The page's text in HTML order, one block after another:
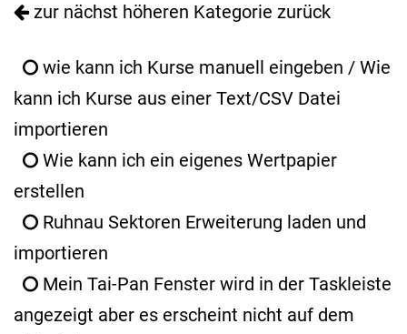
zur nächst höheren Kategorie zurück
wie kann ich Kurse manuell eingeben / Wie
kann ich Kurse aus einer Text/CSV Datei
importieren
Wie kann ich ein eigenes Wertpapier
erstellen
Ruhnau Sektoren Erweiterung laden und
importieren
Mein Tai-Pan Fenster wird in der Taskleiste
angezeigt aber es erscheint nicht auf dem